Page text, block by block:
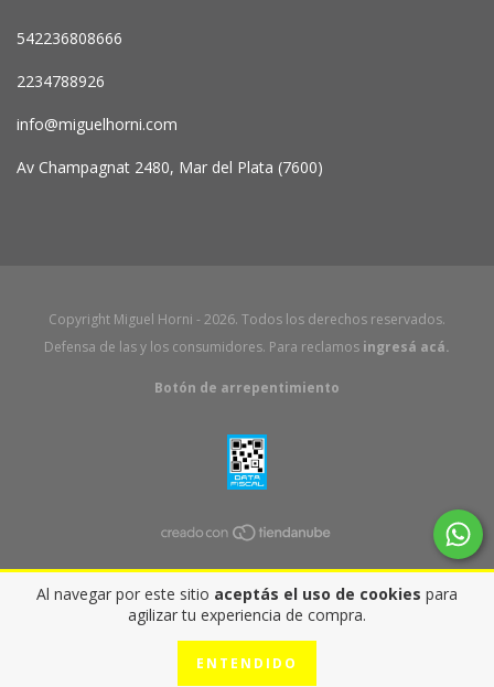
Al navegar por este sitio aceptás el uso de cookies para
agilizar tu experiencia de compra.
ENTENDIDO
542236808666
2234788926
info@miguelhorni.com
Av Champagnat 2480, Mar del Plata (7600)
Copyright Miguel Horni - 2026. Todos los derechos reservados.
Defensa de las y los consumidores. Para reclamos ingresá acá.
Botón de arrepentimiento